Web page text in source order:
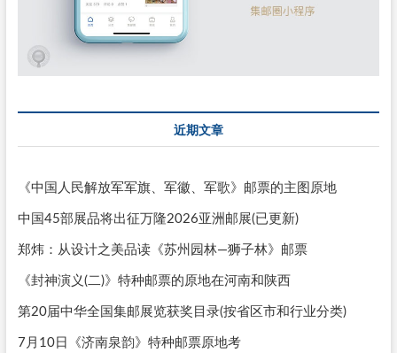
近期文章
《中国人民解放军军旗、军徽、军歌》邮票的主图原地
中国45部展品将出征万隆2026亚洲邮展(已更新)
郑炜：从设计之美品读《苏州园林—狮子林》邮票
《封神演义(二)》特种邮票的原地在河南和陕西
第20届中华全国集邮展览获奖目录(按省区市和行业分类)
7月10日《济南泉韵》特种邮票原地考